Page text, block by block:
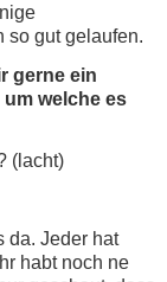
so gut gelaufen.
gerne ein
welche es
(lacht)
da. Jeder hat
habt noch ne